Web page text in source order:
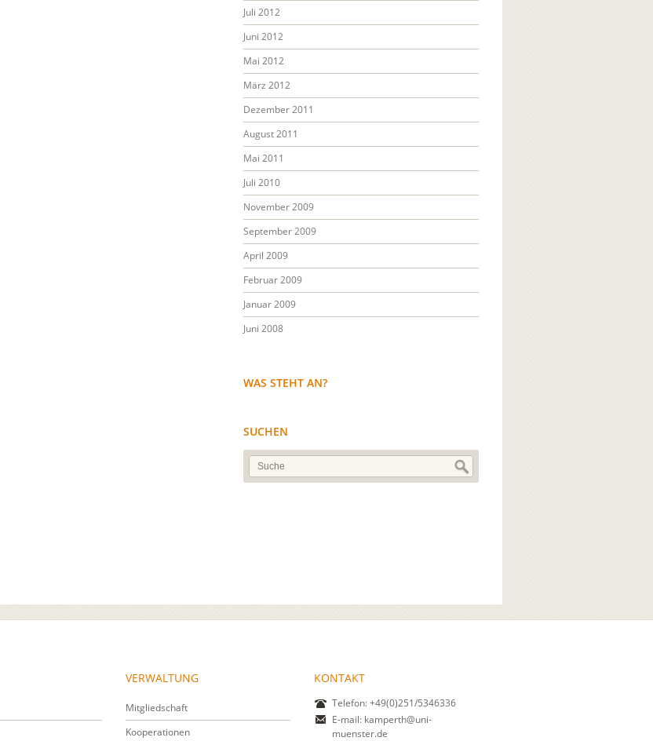
Juli 2012
Juni 2012
Mai 2012
März 2012
Dezember 2011
August 2011
Mai 2011
Juli 2010
November 2009
September 2009
April 2009
Februar 2009
Januar 2009
Juni 2008
WAS STEHT AN?
SUCHEN
VERWALTUNG
Mitgliedschaft
Kooperationen
KONTAKT
Telefon: +49(0)251/5346336
E-mail: kamperth@uni-
muenster.de